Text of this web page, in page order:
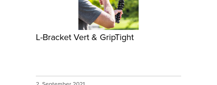
L-Bracket Vert & GripTight